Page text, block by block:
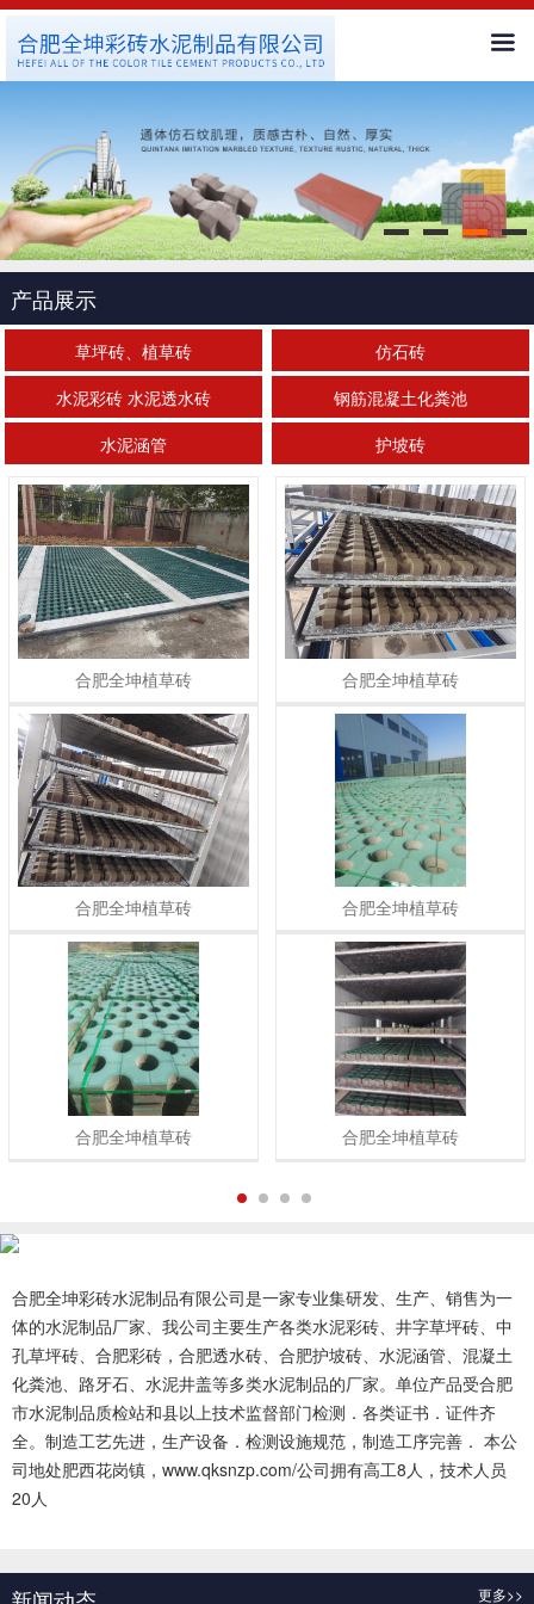
公司简介
新闻中心
客户服务
工程案例
人才招聘
联系我们
产品展示
草坪砖、植草砖
仿石砖
水泥彩砖 水泥透水砖
钢筋混凝土化粪池
水泥涵管
护坡砖
合肥全坤植草砖 合肥全坤植草砖
合肥全坤植草砖 合肥全坤植草砖
合肥全坤植草砖 合肥全坤植草砖
合肥全坤彩砖水泥制品有限公司是一家专业集研发、生产、销售为一
体的水泥制品厂家、我公司主要生产各类水泥彩砖、井字草坪砖、中
孔草坪砖、合肥彩砖，合肥透水砖、合肥护坡砖、水泥涵管、混凝土
化粪池、路牙石、水泥井盖等多类水泥制品的厂家。单位产品受合肥
市水泥制品质检站和县以上技术监督部门检测．各类证书．证件齐
全。制造工艺先进，生产设备．检测设施规范，制造工序完善． 本公
司地处肥西花岗镇，www.qksnzp.com/公司拥有高工8人，技术人员
20人
更多>>